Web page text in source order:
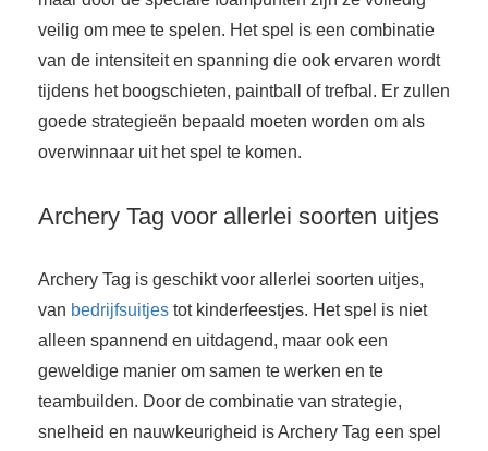
veilig om mee te spelen. Het spel is een combinatie
van de intensiteit en spanning die ook ervaren wordt
tijdens het boogschieten, paintball of trefbal. Er zullen
goede strategieën bepaald moeten worden om als
overwinnaar uit het spel te komen.
Archery Tag voor allerlei soorten uitjes
Archery Tag is geschikt voor allerlei soorten uitjes,
van bedrijfsuitjes tot kinderfeestjes. Het spel is niet
alleen spannend en uitdagend, maar ook een
geweldige manier om samen te werken en te
teambuilden. Door de combinatie van strategie,
snelheid en nauwkeurigheid is Archery Tag een spel